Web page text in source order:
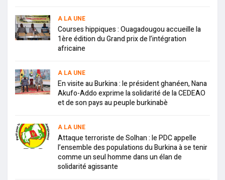
A LA UNE
Courses hippiques : Ouagadougou accueille la
1ère édition du Grand prix de l’intégration
africaine
A LA UNE
En visite au Burkina : le président ghanéen, Nana
Akufo-Addo exprime la solidarité de la CEDEAO
et de son pays au peuple burkinabè
A LA UNE
Attaque terroriste de Solhan : le PDC appelle
l’ensemble des populations du Burkina à se tenir
comme un seul homme dans un élan de
solidarité agissante